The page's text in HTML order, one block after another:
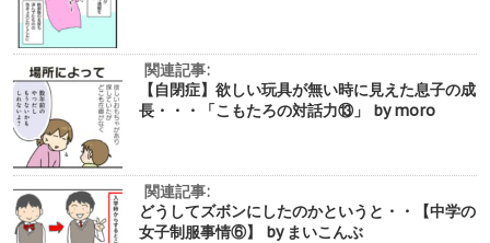
関連記事:
【自閉症】欲しい玩具が無い時に見えた息子の成
長・・・「こもたろの対話力⑬」 by moro
関連記事:
どうしてズボンにしたのかというと・・【中学の
女子制服事情⑥】 by まいこんぶ